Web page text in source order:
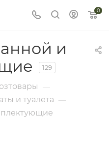
0
и
129
—
и туалета —